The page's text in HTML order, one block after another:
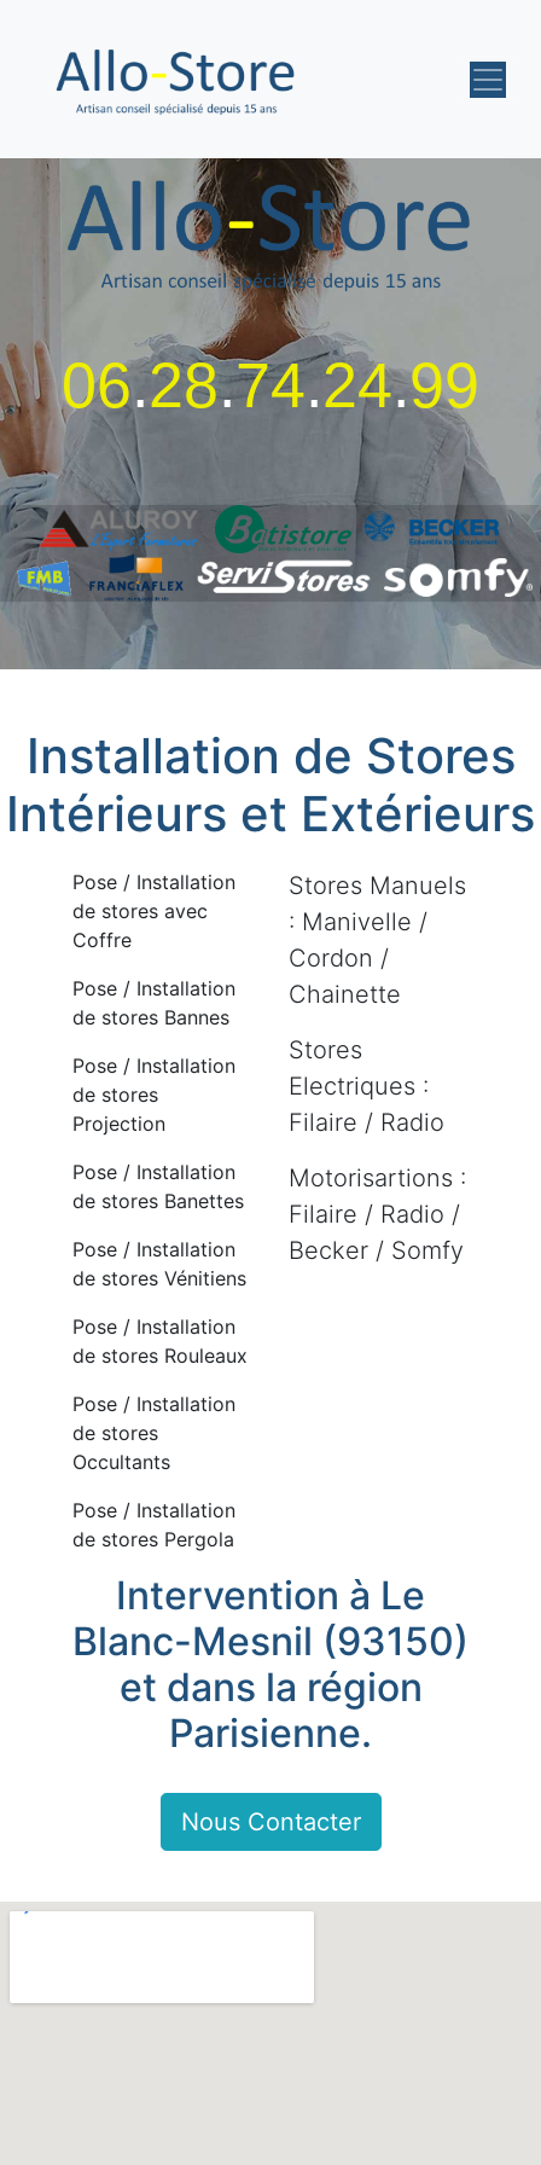
06.28.74.24.99
Installation de Stores
Intérieurs et Extérieurs
Pose / Installation
de stores avec
Coffre
Pose / Installation
de stores Bannes
Pose / Installation
de stores
Projection
Pose / Installation
de stores Banettes
Pose / Installation
de stores Vénitiens
Pose / Installation
de stores Rouleaux
Pose / Installation
de stores
Occultants
Pose / Installation
de stores Pergola
Stores Manuels
: Manivelle /
Cordon /
Chainette
Stores
Electriques :
Filaire / Radio
Motorisartions :
Filaire / Radio /
Becker / Somfy
Intervention à Le
Blanc-Mesnil (93150)
et dans la région
Parisienne.
Nous Contacter